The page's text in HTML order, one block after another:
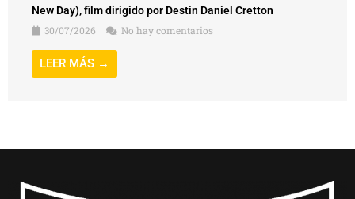
New Day), film dirigido por Destin Daniel Cretton
30/07/2026
No hay comentarios
LEER MÁS →